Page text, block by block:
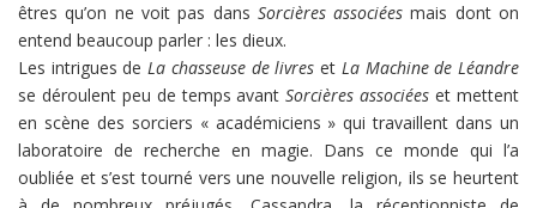
êtres qu’on ne voit pas dans Sorcières associées mais dont on
entend beaucoup parler : les dieux.
Les intrigues deLa chasseuse de livres et La Machine de Léandre
se déroulent peu de temps avantSorcières associées et mettent
en scène des sorciers « académiciens » qui travaillent dans un
laboratoire de recherche en magie. Dans ce monde qui l’a
oubliée et s’est tourné vers une nouvelle religion, ils se heurtent